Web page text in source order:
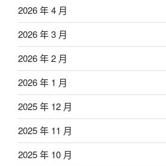
2026 年 4 月
2026 年 3 月
2026 年 2 月
2026 年 1 月
2025 年 12 月
2025 年 11 月
2025 年 10 月